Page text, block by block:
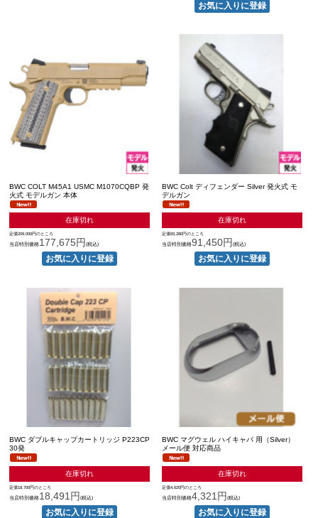
BWC COLT M45A1 USMC M1070CQBP 発
火式 モデルガン 本体
在庫切れ
定価209,000円のところ
当店特別価格177,675円(税込)
BWC Colt ディフェンダー Silver 発火式 モ
デルガン
在庫切れ
定価93,280円のところ
当店特別価格91,450円(税込)
BWC ダブルキャップカートリッジ P223CP
30発
在庫切れ
定価18,700円のところ
当店特別価格18,491円(税込)
BWC マグウェル ハイキャパ 用（Silver）
メール便 対応商品
在庫切れ
定価4,620円のところ
当店特別価格4,321円(税込)